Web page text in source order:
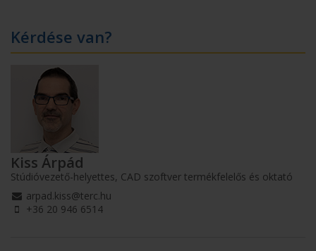
Kérdése van?
Kiss Árpád
Stúdióvezető-helyettes, CAD szoftver termékfelelős és oktató
arpad.kiss@terc.hu
+36 20 946 6514